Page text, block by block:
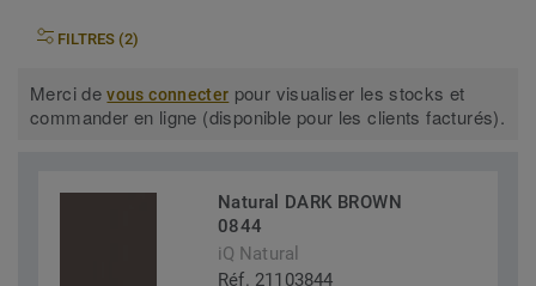
FILTRES (2)
Merci devous connecter pour visualiser les stocks et
commander en ligne (disponible pour les clients facturés).
Natural DARK BROWN
0844
iQ Natural
Réf. 21103844